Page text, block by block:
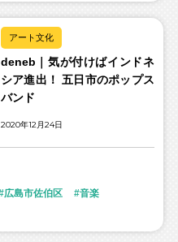
アート文化
deneb｜気が付けばインドネ
シア進出！ 五日市のポップス
バンド
2020年12月24日
広島市佐伯区 音楽